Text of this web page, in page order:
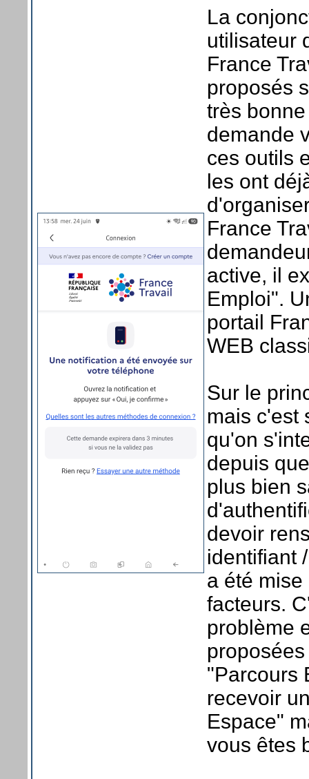
La
utilisateur
France
proposés
très
demande
ces outils
les ont
France
active, il
Emploi".
portail
WEB
Sur le
mais c'est
qu'on
depuis
plus bien
devoir
identifiant
a été
facteurs.
problème
"Parcours
recevoir
Espace"
vous êtes